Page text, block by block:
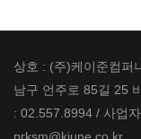
상호 : (주)케이준컴퍼
남구 언주로 85길 25
: 02.557.8994 / 사업